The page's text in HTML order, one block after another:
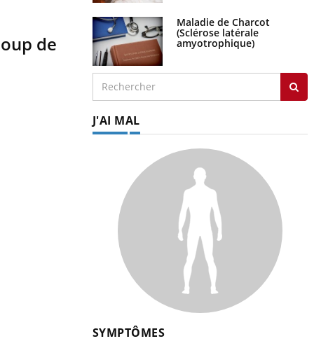
de
Maladie de Charcot
(Sclérose latérale
amyotrophique)
J'AI MAL
SYMPTÔMES